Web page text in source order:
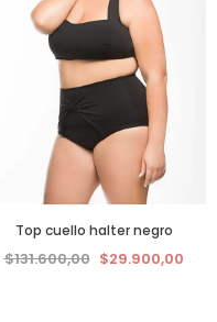
Top cuello halter negro
$131.600,00 $29.900,00